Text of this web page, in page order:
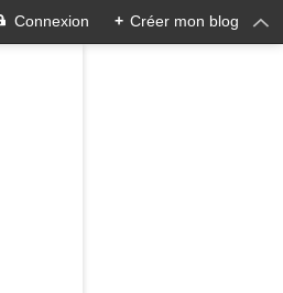
Connexion + Créer mon blog